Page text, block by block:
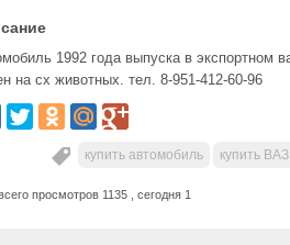
1992 года выпуска в экспортном
на сх животных. тел. 8-951-412-60-96
купить автомобиль купить
просмотров 1135 , сегодня 1